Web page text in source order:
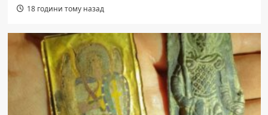
18 години тому назад